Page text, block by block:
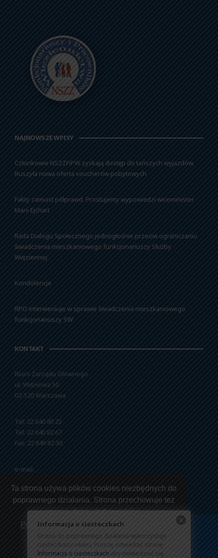
Ta strona używa plików cookies niezbędnych do
poprawnego działania. Strona przechowuje też
pewne dane użytkowników.
Przeczytaj jak korzystamy z twoich danych
Rozumiem
NAJNOWSZE WPISY
Członkowie NSZZFiPW zyskają dostęp do tańszych wyjazdów.
Ruszyła nowa oferta voucherów pobytowych
Fakty zamiast półprawd. Prostujemy wypowiedzi wiceminister
Marii Ejchart
Rada Dialogu Społecznego jednogłośnie przeciw ograniczaniu
świadczenia mieszkaniowego funkcjonariuszy Służby
Więziennej
Kondolencje
RPO interweniuje w sprawie świadczenia mieszkaniowego
funkcjonariuszy SW
KONTAKT
Biuro Zarządu Głównego
ul. Wiśniowa 50
02-520 Warszawa
Tel: 22 640 80 23
Tel: 22 640 82 67
Fax: 22 849 82 30
e-mail:
Copyright © 2026 NSZZ Funkcjonariuszy i Pracowników
Więziennictwa.
Informacja o ciasteczkach
Strona do poprawnego działania wykorzystuje
ciasteczka(cookies). Proszę odwiedzić stronę
Informacja o ciasteczkach aby dowiedzieć się